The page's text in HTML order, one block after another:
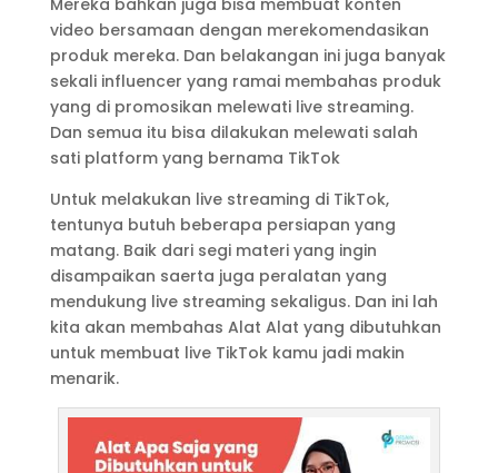
Mereka bahkan juga bisa membuat konten
video bersamaan dengan merekomendasikan
produk mereka. Dan belakangan ini juga banyak
sekali influencer yang ramai membahas produk
yang di promosikan melewati live streaming.
Dan semua itu bisa dilakukan melewati salah
sati platform yang bernama TikTok
Untuk melakukan live streaming di TikTok,
tentunya butuh beberapa persiapan yang
matang. Baik dari segi materi yang ingin
disampaikan saerta juga peralatan yang
mendukung live streaming sekaligus. Dan ini lah
kita akan membahas Alat Alat yang dibutuhkan
untuk membuat live TikTok kamu jadi makin
menarik.